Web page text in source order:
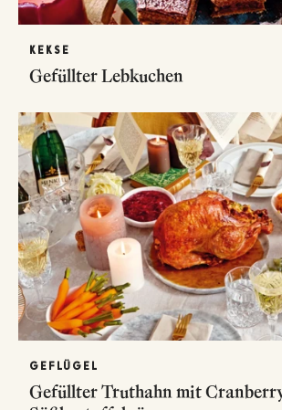
KEKSE
Gefüllter Lebkuchen
GEFLÜGEL
Gefüllter Truthahn mit